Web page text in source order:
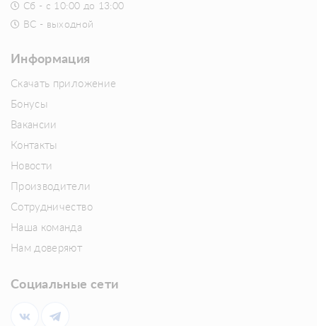
Сб - с 10:00 до 13:00
ВС - выходной
Информация
Скачать приложение
Бонусы
Вакансии
Контакты
Новости
Производители
Сотрудничество
Наша команда
Нам доверяют
Социальные сети